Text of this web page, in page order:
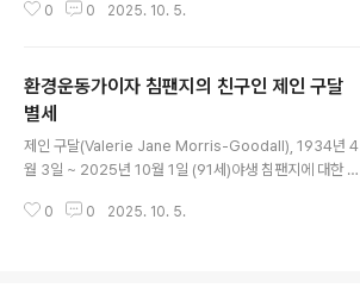
에 알렸다.제인 구달은 과학 교육을 전혀 받지 않았고, 대학
는 웨이트리스로 일했다. 어린 시절 읽은 『닥터 두리틀』과
『타잔』 소설 속 아프리카와 동물에 대한 낭만적 상상으로
마음이 들떠 있던 젊은 여성이었다.그러던 중 나이로비에
서 세계적인 고인류학자 루이스 리키를 만나면서 인생의
방향이 바뀌었다. 그 만남은 그녀를 세계 최고의 영장류학
자로 만드는 길로 이끌었다. 그녀가 관찰한 침팬지의 행동
0 0 2025. 10. 5.
환경운동가이자 침팬지의 친구인 제인 구달
별세
제인 구달(Valerie Jane Morris-Goodall), 1934년 4
월 3일 ~ 2025년 10월 1일 (91세)야생 침팬지에 대한 획
활동을 촉발한 선구적 과학자1960년 말, 지금의 탄자니아
0 0 2025. 10. 5.